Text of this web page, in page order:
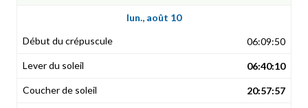
lun., août 10
06:09:50
06:40:10
20:57:57